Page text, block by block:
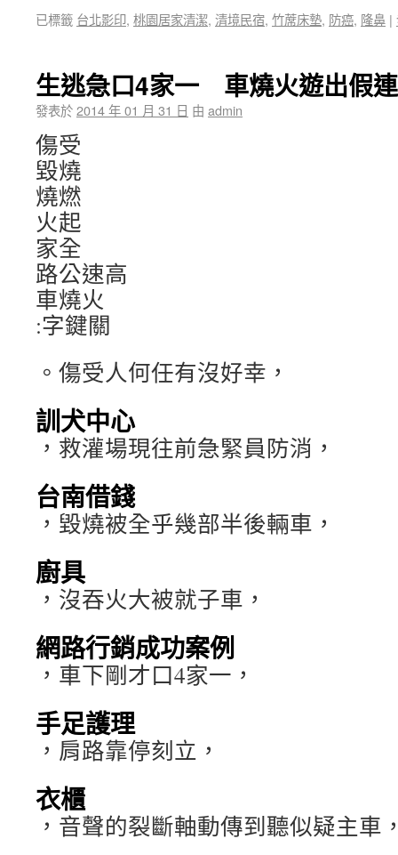
已標籤 台北影印, 桃園居家清潔, 清境民宿, 竹蓆床墊, 防癌, 隆鼻 |
生逃急口4家一 車燒火遊出假連
發表於2014 年 01 月 31 日 由 admin
傷受
毀燒
燒燃
火起
家全
路公速高
車燒火
:字鍵關
。傷受人何任有沒好幸，
訓犬中心
，救灌場現往前急緊員防消，
台南借錢
，毀燒被全乎幾部半後輛車，
廚具
，沒吞火大被就子車，
網路行銷成功案例
，車下剛才口4家一，
手足護理
，肩路靠停刻立，
衣櫃
，音聲的裂斷軸動傳到聽似疑主車